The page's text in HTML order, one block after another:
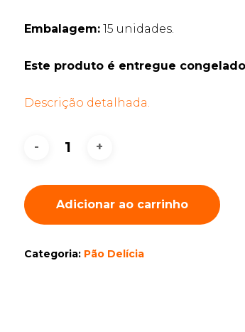
Embalagem:15 unidades.
Este produto é entregue
Descrição detalhada.
Adicionar ao carrinho
Categoria: Pão Delícia